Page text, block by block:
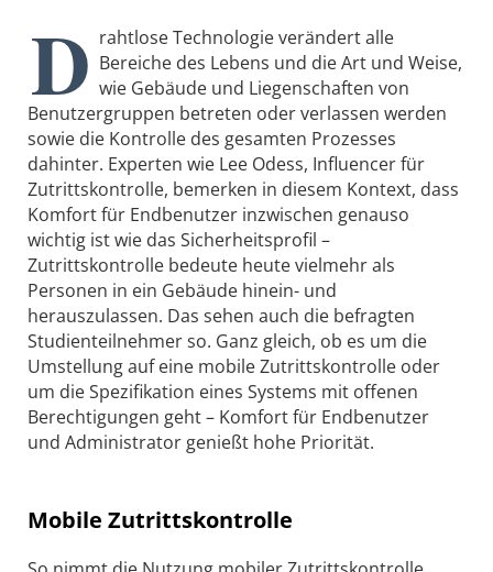
D rahtlose Technologie verändert alle
Bereiche des Lebens und die Art und Weise,
wie Gebäude und Liegenschaften von
Benutzergruppen betreten oder verlassen werden
sowie die Kontrolle des gesamten Prozesses
dahinter. Experten wie Lee Odess, Influencer für
Zutrittskontrolle, bemerken in diesem Kontext, dass
Komfort für Endbenutzer inzwischen genauso
wichtig ist wie das Sicherheitsprofil –
Zutrittskontrolle bedeute heute vielmehr als
Personen in ein Gebäude hinein- und
herauszulassen. Das sehen auch die befragten
Studienteilnehmer so. Ganz gleich, ob es um die
Umstellung auf eine mobile Zutrittskontrolle oder
um die Spezifikation eines Systems mit offenen
Berechtigungen geht – Komfort für Endbenutzer
und Administrator genießt hohe Priorität.
Mobile Zutrittskontrolle